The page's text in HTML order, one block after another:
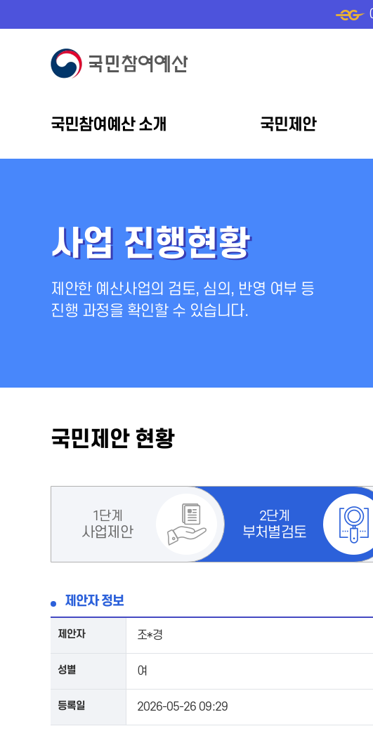
국민참여예산 소개 국민제안
사업 진행현황
제안한 예산사업의 검토, 심의, 반영 여부 등
진행 과정을 확인할 수 있습니다.
국민제안 현황
1단계
사업제안
2단계
부처별검토
제안자 정보
제안자 조*경
성별 여
등록일 2026-05-26 09:29